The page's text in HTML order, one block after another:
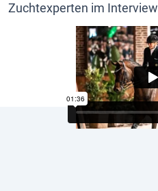
Zuchtexperten im Interview